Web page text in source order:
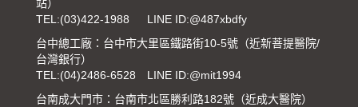
站）
TEL:(03)422-1988
LINE ID:@487xbdfy
台中總工廠：台中市大里區鐵路街10-5號（近新菩提醫院/
台灣銀行）
TEL:(04)2486-6528
LINE ID:@mit1994
台南成大門市：台南市北區勝利路182號（近成大醫院）